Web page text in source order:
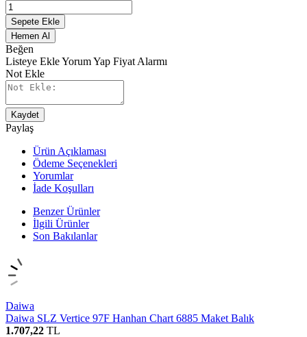
Sepete Ekle
Hemen Al
Beğen
Listeye EkleYorum Yap Fiyat Alarmı
Not Ekle
Kaydet
Paylaş
Ürün Açıklaması
Ödeme Seçenekleri
Yorumlar
İade Koşulları
Benzer Ürünler
İlgili Ürünler
Son Bakılanlar
Daiwa
Daiwa SLZ Vertice 97F Hanhan Chart 6885 Maket Balık
1.707,22 TL